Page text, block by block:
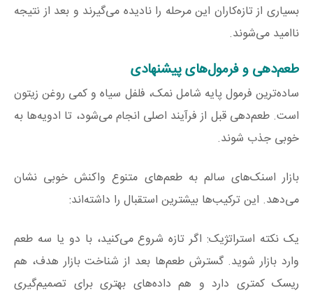
بسیاری از تازه‌کاران این مرحله را نادیده می‌گیرند و بعد از نتیجه
ناامید می‌شوند.
طعم‌دهی و فرمول‌های پیشنهادی
ساده‌ترین فرمول پایه شامل نمک، فلفل سیاه و کمی روغن زیتون
است. طعم‌دهی قبل از فرآیند اصلی انجام می‌شود، تا ادویه‌ها به
خوبی جذب شوند.
بازار اسنک‌های سالم به طعم‌های متنوع واکنش خوبی نشان
می‌دهد. این ترکیب‌ها بیشترین استقبال را داشته‌اند:
یک نکته استراتژیک: اگر تازه شروع می‌کنید، با دو یا سه طعم
وارد بازار شوید. گسترش طعم‌ها بعد از شناخت بازار هدف، هم
ریسک کمتری دارد و هم داده‌های بهتری برای تصمیم‌گیری